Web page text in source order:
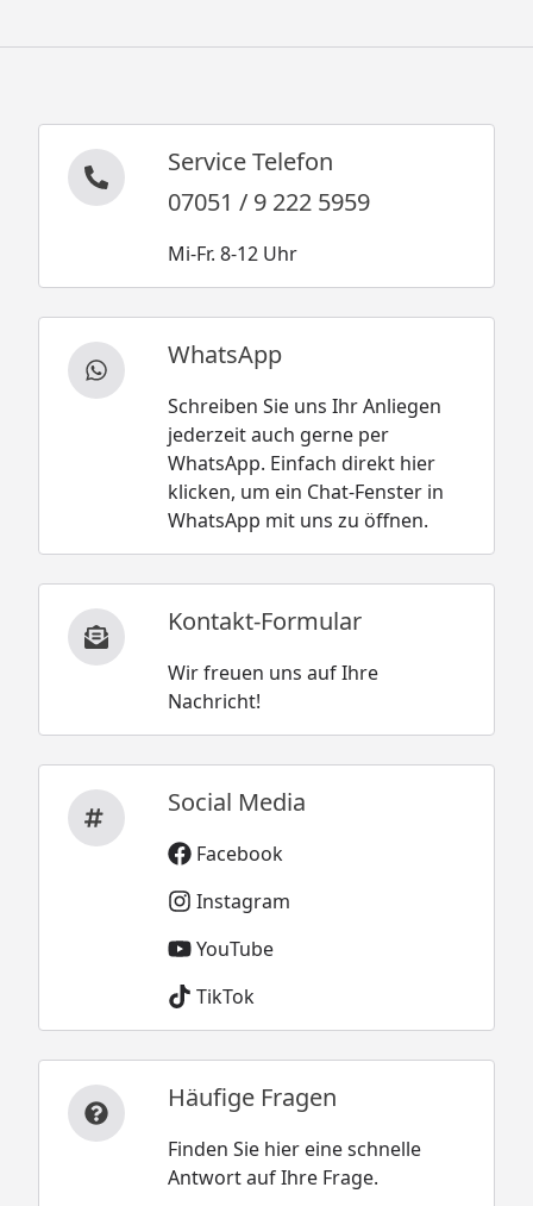
Service Telefon
07051 / 9 222 5959
Mi-Fr. 8-12 Uhr
WhatsApp
Schreiben Sie uns Ihr Anliegen
jederzeit auch gerne per
WhatsApp. Einfach direkt hier
klicken, um ein Chat-Fenster in
WhatsApp mit uns zu öffnen.
Kontakt-Formular
Wir freuen uns auf Ihre
Nachricht!
Social Media
Facebook
Instagram
YouTube
TikTok
Häufige Fragen
Finden Sie hier eine schnelle
Antwort auf Ihre Frage.